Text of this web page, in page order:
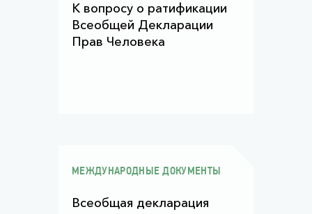
К вопросу о ратификации
Всеобщей Декларации
Прав Человека
МЕЖДУНАРОДНЫЕ ДОКУМЕНТЫ
Всеобщая декларация